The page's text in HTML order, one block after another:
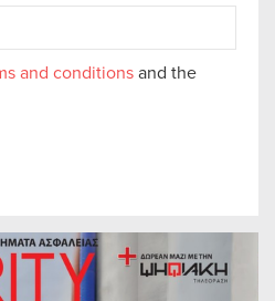
and conditionsand the